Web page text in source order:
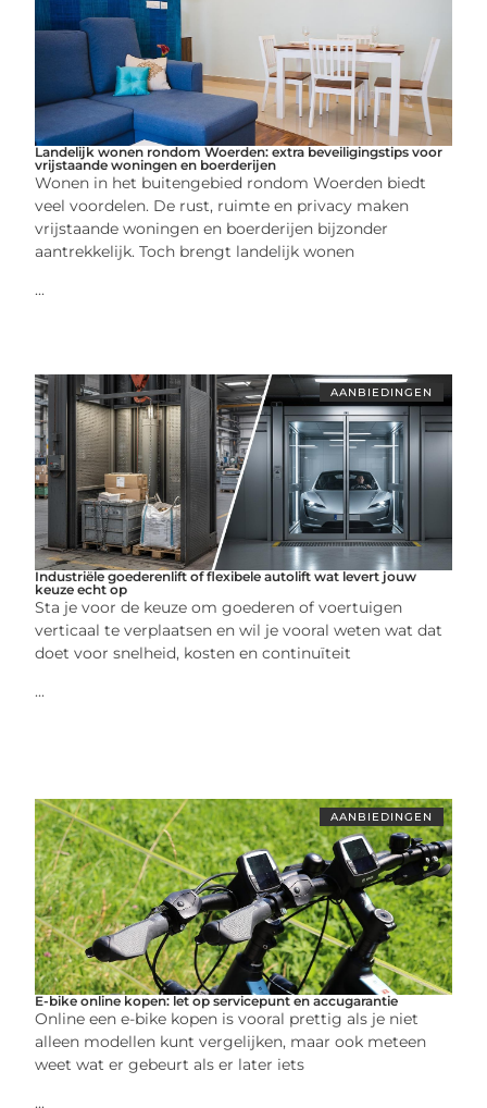
Landelijk wonen rondom Woerden: extra beveiligingstips voor
vrijstaande woningen en boerderijen
Wonen in het buitengebied rondom Woerden biedt
veel voordelen. De rust, ruimte en privacy maken
vrijstaande woningen en boerderijen bijzonder
aantrekkelijk. Toch brengt landelijk wonen
...
AANBIEDINGEN
Industriële goederenlift of flexibele autolift wat levert jouw
keuze echt op
Sta je voor de keuze om goederen of voertuigen
verticaal te verplaatsen en wil je vooral weten wat dat
doet voor snelheid, kosten en continuïteit
...
AANBIEDINGEN
E-bike online kopen: let op servicepunt en accugarantie
Online een e-bike kopen is vooral prettig als je niet
alleen modellen kunt vergelijken, maar ook meteen
weet wat er gebeurt als er later iets
...